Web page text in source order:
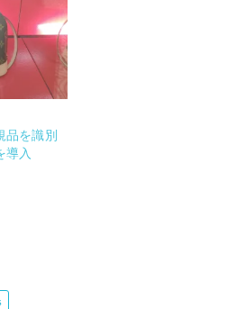
品を識別
導入